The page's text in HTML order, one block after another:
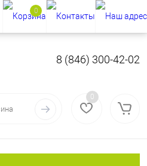
8 (846) 300-42-02
0
0